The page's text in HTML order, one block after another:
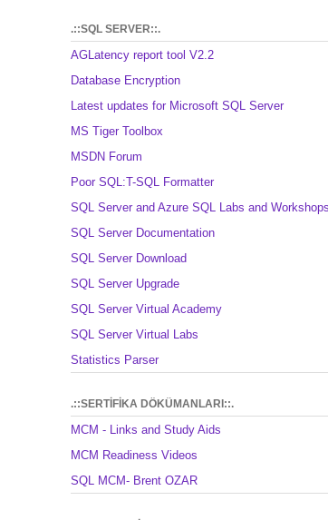
.::SQL SERVER::.
AGLatency report tool V2.2
Database Encryption
Latest updates for Microsoft SQL Server
MS Tiger Toolbox
MSDN Forum
Poor SQL:T-SQL Formatter
SQL Server and Azure SQL Labs and
SQL Server Documentation
SQL Server Download
SQL Server Upgrade
SQL Server Virtual Academy
SQL Server Virtual Labs
Statistics Parser
.::SERTİFİKA DÖKÜMANLARI::.
MCM - Links and Study Aids
MCM Readiness Videos
SQL MCM- Brent OZAR